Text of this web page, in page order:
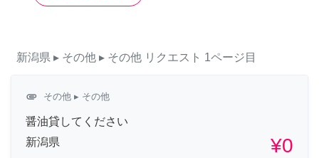
新潟県 ▸ その他 ▸ その他 リクエスト 1ページ目
attachment その他 ▸ その他
醤油貸してください
新潟県
¥0